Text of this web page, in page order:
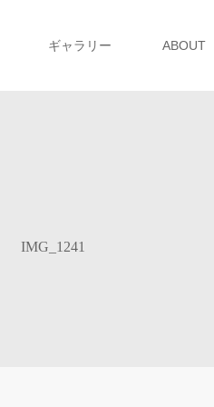
ギャラリー ABOUT
IMG_1241